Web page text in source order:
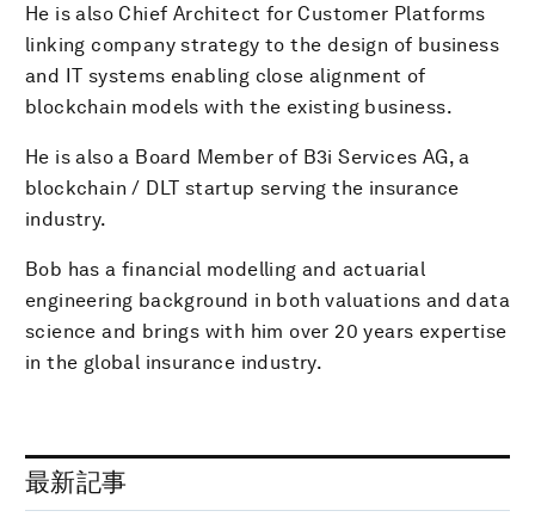
He is also Chief Architect for Customer Platforms
linking company strategy to the design of business
and IT systems enabling close alignment of
blockchain models with the existing business.
He is also a Board Member of B3i Services AG, a
blockchain / DLT startup serving the insurance
industry.
Bob has a financial modelling and actuarial
engineering background in both valuations and data
science and brings with him over 20 years expertise
in the global insurance industry.
最新記事